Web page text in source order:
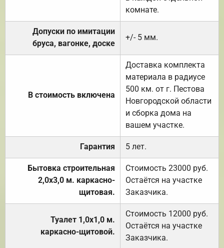
комнате.
Допуски по имитации
бруса, вагонке, доске
+/- 5 мм.
В стоимость включена
Доставка комплекта
материала в радиусе
500 км. от г. Пестова
Новгородской области
и сборка дома на
вашем участке.
Гарантия 5 лет.
Бытовка строительная
2,0х3,0 м. каркасно-
щитовая.
Стоимость 23000 руб.
Остаётся на участке
Заказчика.
Туалет 1,0х1,0 м.
каркасно-щитовой.
Стоимость 12000 руб.
Остаётся на участке
Заказчика.